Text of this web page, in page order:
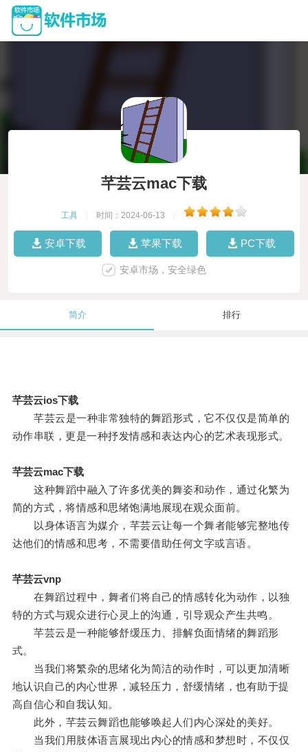
芊芸云mac下载
工具 时间：2024-06-13
安卓下载 苹果下载 PC下载
安卓市场，安全绿色
简介 排行
芊芸云ios下载
芊芸云是一种非常独特的舞蹈形式，它不仅仅是简单的
动作串联，更是一种抒发情感和表达内心的艺术表现形式。
芊芸云mac下载
这种舞蹈中融入了许多优美的舞姿和动作，通过化繁为
简的方式，将情感和思绪饱满地展现在观众面前。
以身体语言为媒介，芊芸云让每一个舞者能够完整地传
达他们的情感和思考，不需要借助任何文字或言语。
芊芸云vnp
在舞蹈过程中，舞者们将自己的情感转化为动作，以独
特的方式与观众进行心灵上的沟通，引导观众产生共鸣。
芊芸云是一种能够舒缓压力、排解负面情绪的舞蹈形
式。
当我们将繁杂的思绪化为简洁的动作时，可以更加清晰
地认识自己的内心世界，减轻压力，舒缓情绪，也有助于提
高自信心和自我认知。
此外，芊芸云舞蹈也能够唤起人们内心深处的美好。
当我们用肢体语言展现出内心的情感和梦想时，不仅仅